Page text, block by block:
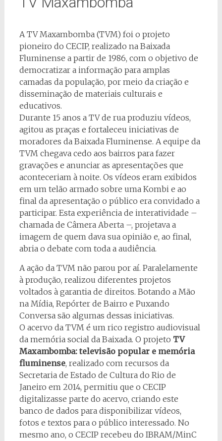
A TV Maxambomba (TVM) foi o projeto
pioneiro do CECIP, realizado na Baixada
Fluminense a partir de 1986, com o objetivo de
democratizar a informação para amplas
camadas da população, por meio da criação e
disseminação de materiais culturais e
educativos.
Durante 15 anos a TV de rua produziu vídeos,
agitou as praças e fortaleceu iniciativas de
moradores da Baixada Fluminense. A equipe da
TVM chegava cedo aos bairros para fazer
gravações e anunciar as apresentações que
aconteceriam à noite. Os vídeos eram exibidos
em um telão armado sobre uma Kombi e ao
final da apresentação o público era convidado a
participar. Esta experiência de interatividade –
chamada de Câmera Aberta –, projetava a
imagem de quem dava sua opinião e, ao final,
abria o debate com toda a audiência.
A ação da TVM não parou por aí. Paralelamente
à produção, realizou diferentes projetos
voltados à garantia de direitos. Botando a Mão
na Mídia, Repórter de Bairro e Puxando
Conversa são algumas dessas iniciativas.
O acervo da TVM é um rico registro audiovisual
da memória social da Baixada. O projeto TV
Maxambomba: televisão popular e memória
fluminense, realizado com recursos da
Secretaria de Estado de Cultura do Rio de
Janeiro em 2014, permitiu que o CECIP
digitalizasse parte do acervo, criando este
banco de dados para disponibilizar vídeos,
fotos e textos para o público interessado. No
mesmo ano, o CECIP recebeu do IBRAM/MinC